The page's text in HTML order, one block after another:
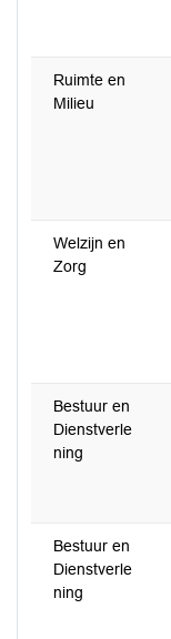
Ruimte en
Milieu
Welzijn en
Zorg
Bestuur en
Dienstverle
ning
Bestuur en
Dienstverle
ning